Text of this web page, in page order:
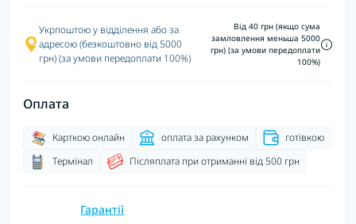
Укрпоштою у відділення або за
адресою (безкоштовно від 5000
грн) (за умови передоплати 100%)
Від 40 грн (якщо сума
замловлення меньша 5000
грн) (за умови передоплати
100%)
Оплата
Карткою онлайн оплата за рахунком
готівкою
Термінал
Післяплата при отриманні від 500 грн
Гарантії